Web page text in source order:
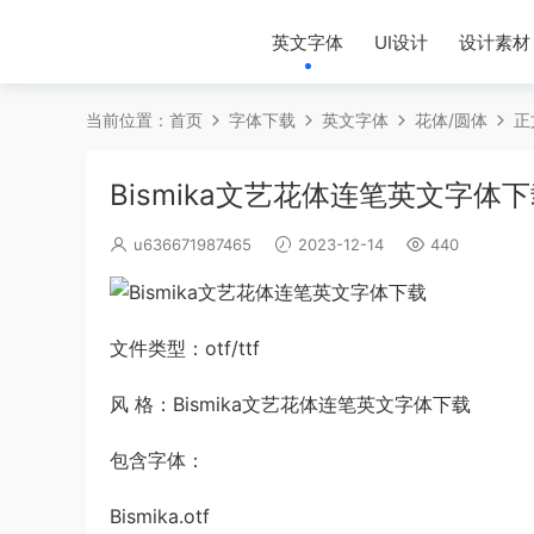
英文字体 UI设计 设计素材
当前位置： 首页 字体下载 英文字体 花体/圆体
Bismika文艺花体连笔英文字体
u636671987465 2023-12-14 440
文件类型：otf/ttf
风 格：Bismika文艺花体连笔英文字体下载
包含字体：
Bismika.otf